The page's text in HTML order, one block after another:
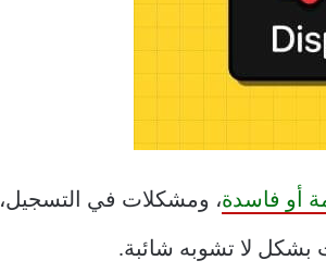
أو فاسدة، ومشكلات في التسجيل،
لا تشوبه شائبة.